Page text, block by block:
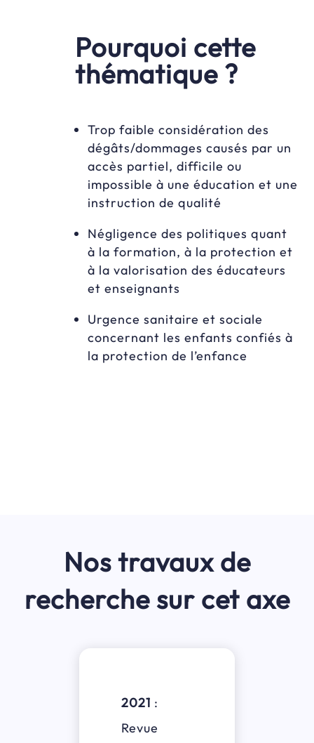
Pourquoi cette
thématique ?
Trop faible considération des
dégâts/dommages causés par un
accès partiel, difficile ou
impossible à une éducation et une
instruction de qualité
Négligence des politiques quant
à la formation, à la protection et
à la valorisation des éducateurs
et enseignants
Urgence sanitaire et sociale
concernant les enfants confiés à
la protection de l’enfance
Nos travaux de
recherche sur cet axe
2021 :
Revue